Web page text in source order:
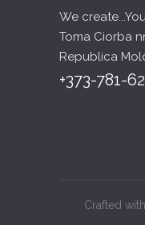
We
Toma Ciorba
Republica
+373-781-
Crafted with